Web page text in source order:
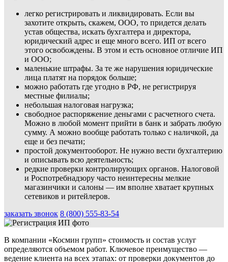
легко регистрировать и ликвидировать. Если вы
захотите открыть, скажем, ООО, то придется делать
устав общества, искать бухгалтера и директора,
юридический адрес и еще много всего. ИП от всего
этого освобождены. В этом и есть основное отличие ИП
и ООО;
маленькие штрафы. За те же нарушения юридические
лица платят на порядок больше;
можно работать где угодно в РФ, не регистрируя
местные филиалы;
небольшая налоговая нагрузка;
свободное распоряжение деньгами с расчетного счета.
Можно в любой момент прийти в банк и забрать любую
сумму. А можно вообще работать только с наличкой, да
еще и без печати;
простой документооборот. Не нужно вести бухгалтерию
и описывать всю деятельность;
редкие проверки контролирующих органов. Налоговой
и Роспотребнадзору часто неинтересны мелкие
магазинчики и салоны — им вполне хватает крупных
сетевиков и ритейлеров.
заказать звонок 8 (800) 555-83-54
В компании «Космин групп» стоимость и состав услуг
определяются объемом работ. Ключевое преимущество —
ведение клиента на всех этапах: от проверки документов до